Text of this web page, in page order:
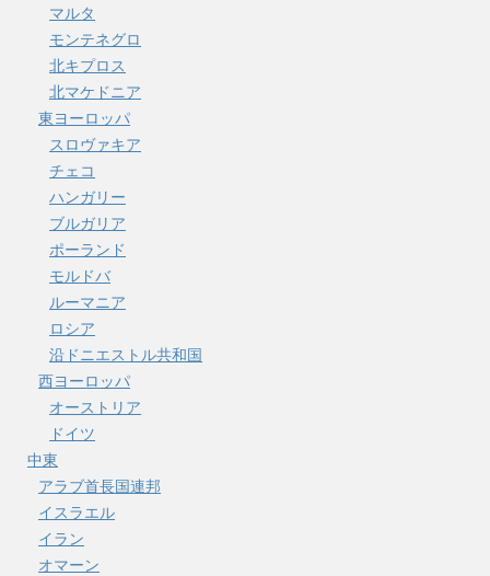
マルタ
モンテネグロ
北キプロス
北マケドニア
東ヨーロッパ
スロヴァキア
チェコ
ハンガリー
ブルガリア
ポーランド
モルドバ
ルーマニア
ロシア
沿ドニエストル共和国
西ヨーロッパ
オーストリア
ドイツ
中東
アラブ首長国連邦
イスラエル
イラン
オマーン